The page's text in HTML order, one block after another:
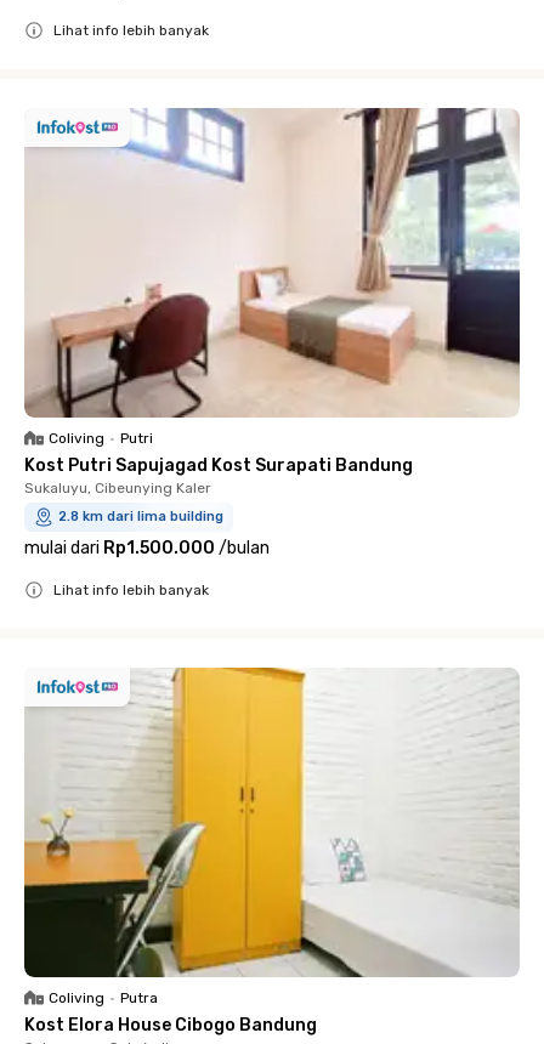
Lihat info lebih banyak
Coliving • Putri
Kost Putri Sapujagad Kost Surapati Bandung
Sukaluyu, Cibeunying Kaler
2.8 km dari lima building
mulai dari Rp1.500.000 /bulan
Lihat info lebih banyak
Coliving • Putra
Kost Elora House Cibogo Bandung